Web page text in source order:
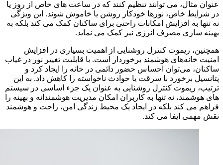
عنوان مثال، می‌ توانند تنظیم کنند که در ساعت‌ های خاص از روز یا
در شرایط خاص، نورها خودکار روشن یا خاموش شوند. این ویژگی
نه تنها به افزایش امکانات راحتی برای ساکنان کمک می‌ کند بلکه به
بهینه‌ سازی مصرف انرژی نیز کمک می‌ نماید.
همچنین، ریموت کنترل روشنایی از اهمیت بسیاری در افزایش
امنیت خانه‌های هوشمند برخوردار است. با قابلیت تغییر نور در غیاب
ساکنان، می‌توان احساس حضور دائمی در خانه را ایجاد کرد و
پتانسیل برخورد با سرقت یا حوادث ناخواسته را کاهش داد. به این
ترتیب، ریموت کنترل روشنایی به عنوان یک جزء اساسی در سیستم‌
های هوشمند، نه تنها به کاربران امکان مدیریت هوشمندانه و بهینه را
فراهم می‌ کند بلکه در ایجاد یک محیط زندگی امن، راحت و هوشمند
نقش مهمی ایفا می‌ کند.